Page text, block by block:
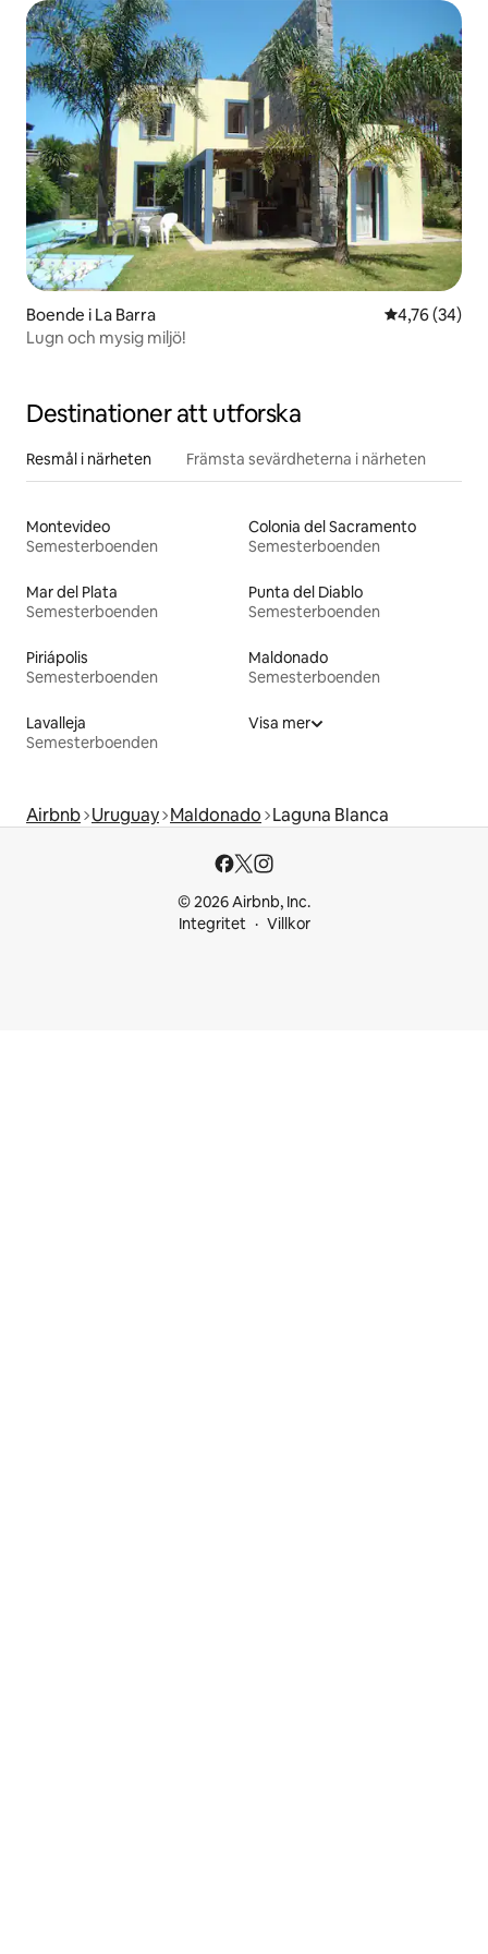
Boende i La Barra 4,76 av 5 i
4,76 (34)
Lugn och mysig miljö!
Destinationer att utforska
Resmål i närheten Främsta sevärdheterna i närheten
Montevideo
Semesterboenden
Colonia del Sacramento
Semesterboenden
Mar del Plata
Semesterboenden
Punta del Diablo
Semesterboenden
Piriápolis
Semesterboenden
Maldonado
Semesterboenden
Lavalleja
Semesterboenden
Visa mer
Airbnb Uruguay Maldonado Laguna Blanca
© 2026 Airbnb, Inc.
Integritet
Villkor